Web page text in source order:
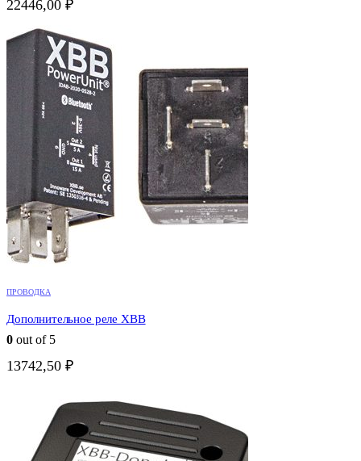
22446,00 ₽
ПРОВОДКА
Дополнительное реле XBB
0 out of 5
13742,50 ₽